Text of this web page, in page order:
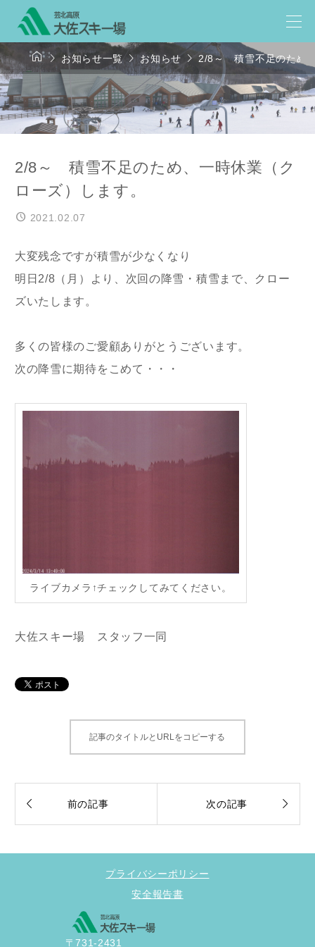
 お知らせ一覧お知らせ2/8～ 積雪不足のため
2/8～ 積雪不足のため、一時休業（ク
ローズ）します。
2021.02.07
大変残念ですが積雪が少なくなり
明日2/8（月）より、次回の降雪・積雪まで、クロー
ズいたします。
多くの皆様のご愛顧ありがとうございます。
次の降雪に期待をこめて・・・
ライブカメラ↑チェックしてみてください。
大佐スキー場 スタッフ一同
記事のタイトルとURLをコピーする
 前の記事 次の記事 
プライバシーポリシー
安全報告書
〒731-2431